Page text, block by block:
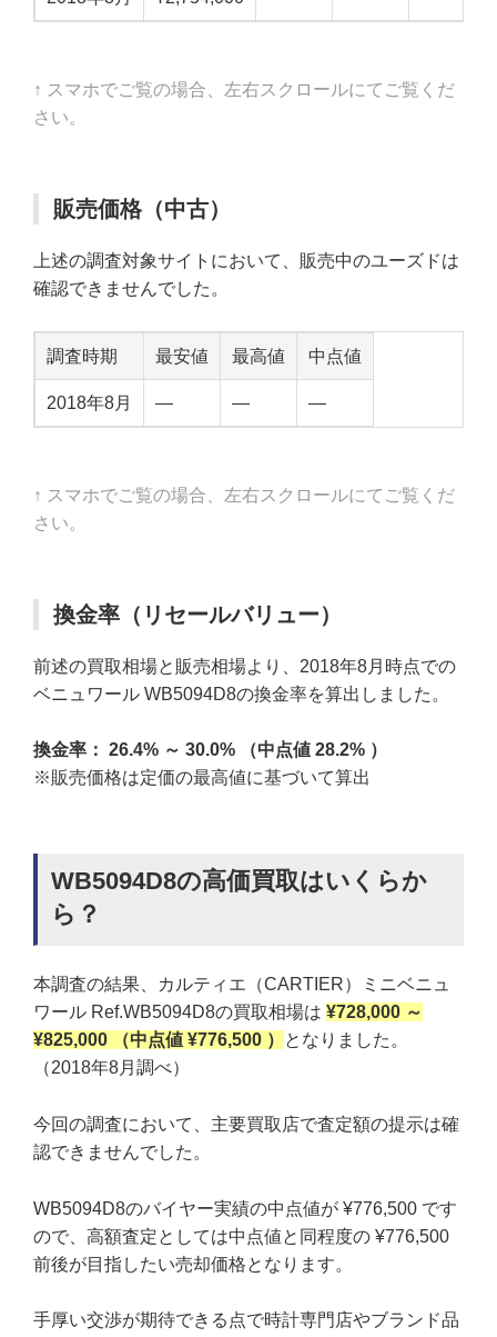
↑ スマホでご覧の場合、左右スクロールにてご覧くだ
さい。
販売価格（中古）
上述の調査対象サイトにおいて、販売中のユーズドは
確認できませんでした。
調査時期 最安値 最高値 中点値
2018年8月 — — —
↑ スマホでご覧の場合、左右スクロールにてご覧くだ
さい。
換金率（リセールバリュー）
前述の買取相場と販売相場より、2018年8月時点での
ベニュワール WB5094D8の換金率を算出しました。
換金率： 26.4% ～ 30.0% （中点値 28.2% ）
※販売価格は定価の最高値に基づいて算出
WB5094D8の高価買取はいくらか
ら？
本調査の結果、カルティエ（CARTIER）ミニベニュ
ワール Ref.WB5094D8の買取相場は ¥728,000 ～
¥825,000 （中点値 ¥776,500 ）
となりました。
（2018年8月調べ）
今回の調査において、主要買取店で査定額の提示は確
認できませんでした。
WB5094D8のバイヤー実績の中点値が ¥776,500 です
ので、高額査定としては中点値と同程度の ¥776,500
前後が目指したい売却価格となります。
手厚い交渉が期待できる点で時計専門店やブランド品